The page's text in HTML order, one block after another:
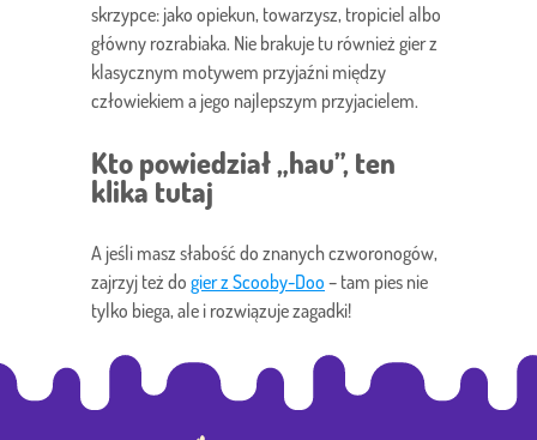
skrzypce: jako opiekun, towarzysz, tropiciel albo
główny rozrabiaka. Nie brakuje tu również gier z
klasycznym motywem przyjaźni między
człowiekiem a jego najlepszym przyjacielem.
Kto powiedział „hau”, ten
klika tutaj
A jeśli masz słabość do znanych czworonogów,
zajrzyj też do gier z Scooby-Doo – tam pies nie
tylko biega, ale i rozwiązuje zagadki!